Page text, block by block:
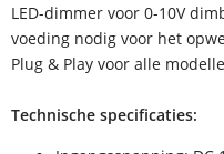
LED-dimmer voor 0-10V
voeding nodig voor het
Plug & Play voor alle
Technische specificaties: